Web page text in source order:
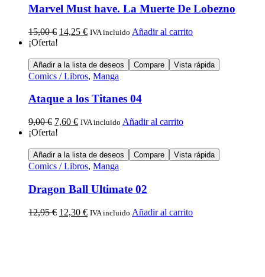
Marvel Must have. La Muerte De Lobezno
15,00€ 14,25 € IVA incluido Añadir al carrito
¡Oferta!
Añadir a la lista de deseos Compare Vista rápida
Comics / Libros, Manga
Ataque a los Titanes 04
9,00€ 7,60 € IVA incluido Añadir al carrito
¡Oferta!
Añadir a la lista de deseos Compare Vista rápida
Comics / Libros, Manga
Dragon Ball Ultimate 02
12,95€ 12,30 € IVA incluido Añadir al carrito